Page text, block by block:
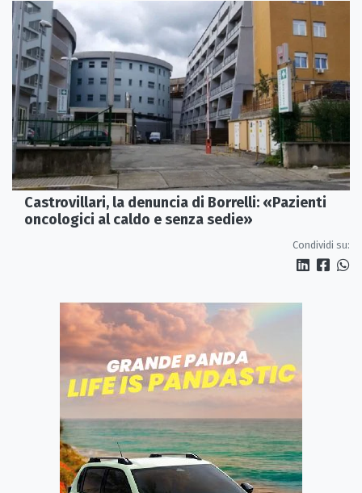
Castrovillari, la denuncia di Borrelli: «Pazienti
oncologici al caldo e senza sedie»
Condividi su: